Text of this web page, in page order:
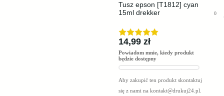
Tusz epson [T1812] cyan
15ml drekker
14,99 zł
Powiadom mnie, kiedy produkt
będzie dostępny
Aby zakupić ten produkt skontaktuj
się z nami na kontakt@drukuj24.pl
0